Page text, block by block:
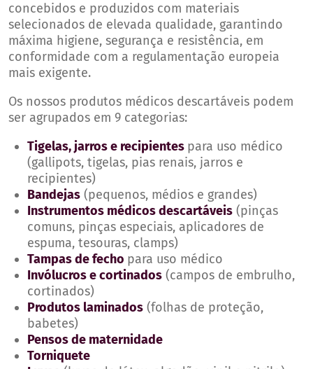
concebidos e produzidos com materiais
selecionados de elevada qualidade, garantindo
máxima higiene, segurança e resistência, em
conformidade com a regulamentação europeia
mais exigente.
Os nossos produtos médicos descartáveis podem
ser agrupados em 9 categorias:
Tigelas, jarros e recipientes para uso médico
(gallipots, tigelas, pias renais, jarros e
recipientes)
Bandejas (pequenos, médios e grandes)
Instrumentos médicos descartáveis (pinças
comuns, pinças especiais, aplicadores de
espuma, tesouras, clamps)
Tampas de fecho para uso médico
Invólucros e cortinados (campos de embrulho,
cortinados)
Produtos laminados (folhas de proteção,
babetes)
Pensos de maternidade
Torniquete